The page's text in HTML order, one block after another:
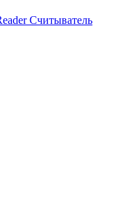
Считыватель